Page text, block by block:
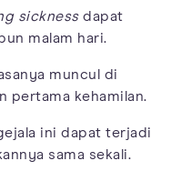
sicknessdapat
malam hari.
muncul di
pertama kehamilan.
ini dapat terjadi
sama sekali.